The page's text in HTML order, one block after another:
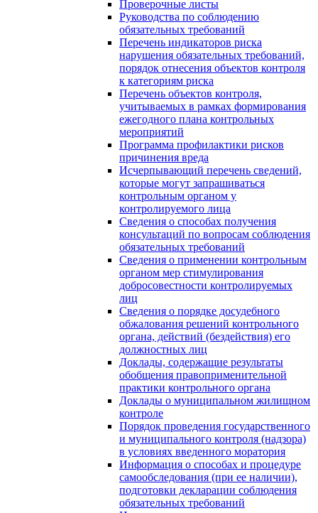
Проверочные листы
Руководства по соблюдению
обязательных требований
Перечень индикаторов риска
нарушения обязательных требований,
порядок отнесения объектов контроля
к категориям риска
Перечень объектов контроля,
учитываемых в рамках формирования
ежегодного плана контрольных
мероприятий
Программа профилактики рисков
причинения вреда
Исчерпывающий перечень сведений,
которые могут запрашиваться
контрольным органом у
контролируемого лица
Сведения о способах получения
консультаций по вопросам соблюдения
обязательных требований
Сведения о применении контрольным
органом мер стимулирования
добросовестности контролируемых
лиц
Сведения о порядке досудебного
обжалования решений контрольного
органа, действий (бездействия) его
должностных лиц
Доклады, содержащие результаты
обобщения правоприменительной
практики контрольного органа
Доклады о муниципальном жилищном
контроле
Порядок проведения государственного
и муниципального контроля (надзора)
в условиях введенного моратория
Информация о способах и процедуре
самообследования (при ее наличии),
подготовки декларации соблюдения
обязательных требований